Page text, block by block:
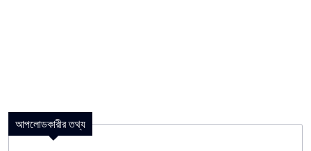
আপলোডকারীর তথ্য